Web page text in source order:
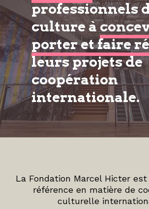
professionnels
culture à
porter et faire
leurs projets de
coopération
internationale.
La Fondation Marcel Hicter
référence en matière de
culturelle